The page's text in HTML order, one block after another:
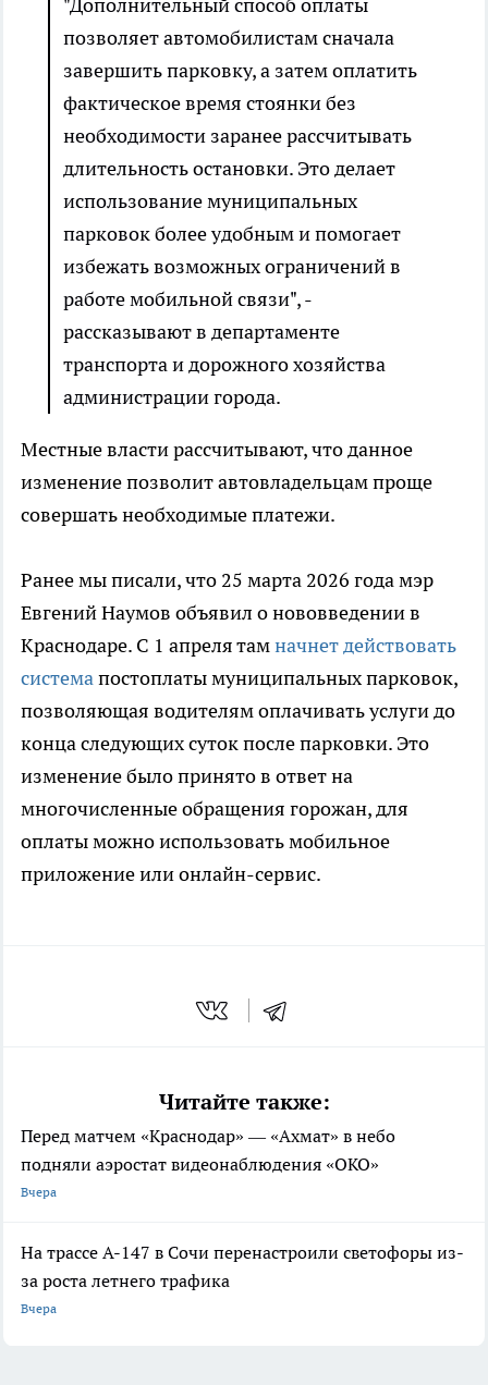
"Дополнительный способ оплаты
позволяет автомобилистам сначала
завершить парковку, а затем оплатить
фактическое время стоянки без
необходимости заранее рассчитывать
длительность остановки. Это делает
использование муниципальных
парковок более удобным и помогает
избежать возможных ограничений в
работе мобильной связи", -
рассказывают в департаменте
транспорта и дорожного хозяйства
администрации города.
Местные власти рассчитывают, что данное
изменение позволит автовладельцам проще
совершать необходимые платежи.
Ранее мы писали, что 25 марта 2026 года мэр
Евгений Наумов объявил о нововведении в
Краснодаре. С 1 апреля тамначнет действовать
системапостоплаты муниципальных парковок,
позволяющая водителям оплачивать услуги до
конца следующих суток после парковки. Это
изменение было принято в ответ на
многочисленные обращения горожан, для
оплаты можно использовать мобильное
приложение или онлайн-сервис.
Читайте также:
Перед матчем «Краснодар» — «Ахмат» в небо
подняли аэростат видеонаблюдения «ОКО»
Вчера
На трассе А-147 в Сочи перенастроили светофоры из-
за роста летнего трафика
Вчера